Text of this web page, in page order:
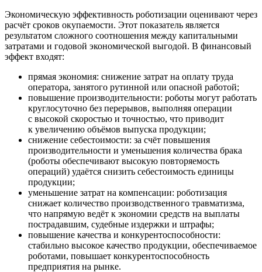
Экономическую эффективность роботизации оценивают через
расчёт сроков окупаемости. Этот показатель является
результатом сложного соотношения между капитальными
затратами и годовой экономической выгодой. В финансовый
эффект входят:
прямая экономия: снижение затрат на оплату труда
оператора, занятого рутинной или опасной работой;
повышение производительности: роботы могут работать
круглосуточно без перерывов, выполняя операции
с высокой скоростью и точностью, что приводит
к увеличению объёмов выпуска продукции;
снижение себестоимости: за счёт повышения
производительности и уменьшения количества брака
(роботы обеспечивают высокую повторяемость
операций) удаётся снизить себестоимость единицы
продукции;
уменьшение затрат на компенсации: роботизация
снижает количество производственного травматизма,
что напрямую ведёт к экономии средств на выплаты
пострадавшим, судебные издержки и штрафы;
повышение качества и конкурентоспособности:
стабильно высокое качество продукции, обеспечиваемое
роботами, повышает конкурентоспособность
предприятия на рынке.